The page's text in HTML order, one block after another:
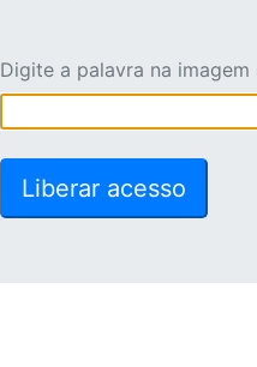
Digite a palavra na